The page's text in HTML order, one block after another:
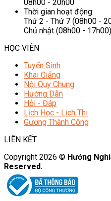
08h00 - 20h00
Thời gian hoạt động:
Thứ 2 - Thứ 7 (08h00 -
Chủ nhật (08h00 - 17h00)
HỌC VIÊN
Tuyển Sinh
Khai Giảng
Nội Quy Chung
Hướng Dẫn
Hỏi - Đáp
Lịch Học - Lịch Thi
Gương Thành Công
LIÊN KẾT
Copyright 2026 © Hướng
Reserved.